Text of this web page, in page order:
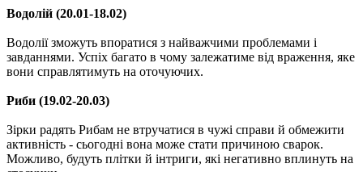
Водолій (20.01-18.02)
Водолії зможуть впоратися з найважчими проблемами і
завданнями. Успіх багато в чому залежатиме від враження, яке
вони справлятимуть на оточуючих.
Риби (19.02-20.03)
Зірки радять Рибам не втручатися в чужі справи й обмежити
активність - сьогодні вона може стати причиною сварок.
Можливо, будуть плітки й інтриги, які негативно вплинуть на